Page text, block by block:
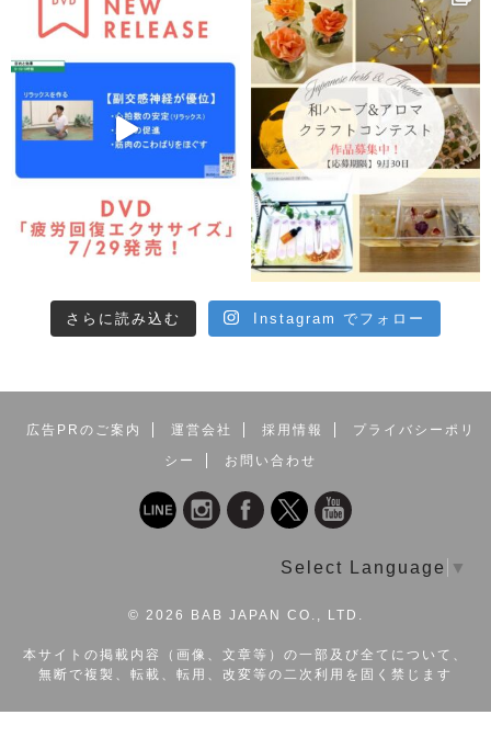
さらに読み込む Instagram でフォロー
広告PRのご案内 運営会社 採用情報
プライバシーポリ
シー
お問い合わせ
Select Language ▼
© 2026 BAB JAPAN CO., LTD.
本サイトの掲載内容（画像、文章等）の一部及び全てについて、
無断で複製、転載、転用、改変等の二次利用を固く禁じます